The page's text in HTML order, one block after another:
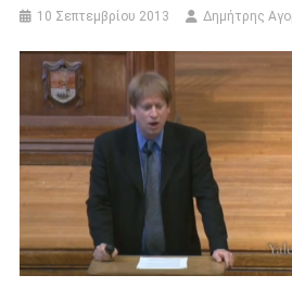
10 Σεπτεμβρίου 2013 Δημήτρης